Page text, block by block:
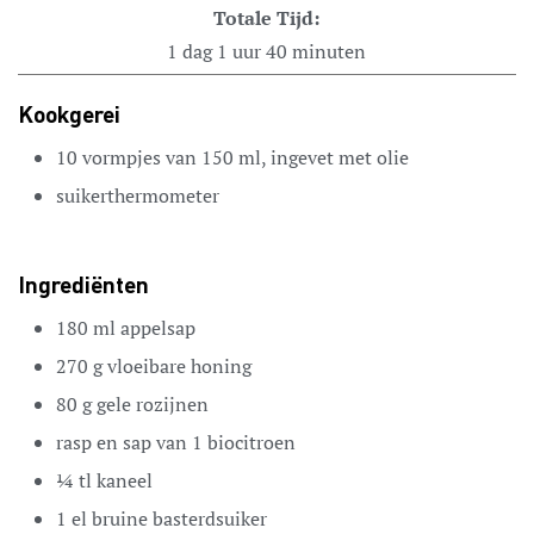
Totale Tijd:
1 dag 1 uur 40 minuten
Kookgerei
10 vormpjes van 150 ml, ingevet met olie
suikerthermometer
Ingrediënten
180 ml appelsap
270 gvloeibare honing
80 ggele rozijnen
rasp en sap van 1 biocitroen
¼ tl kaneel
1 el bruine basterdsuiker